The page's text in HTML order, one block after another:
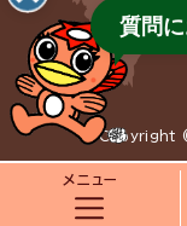
メニュー
Copyright
質問